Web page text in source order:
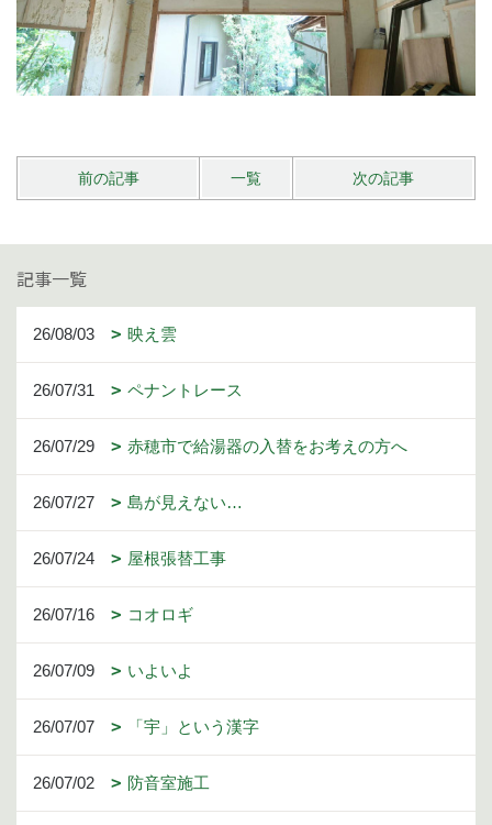
前の記事 一覧 次の記事
記事一覧
26/08/03 映え雲
26/07/31 ペナントレース
26/07/29 赤穂市で給湯器の入替をお考えの方へ
26/07/27 島が見えない…
26/07/24 屋根張替工事
26/07/16 コオロギ
26/07/09 いよいよ
26/07/07 「宇」という漢字
26/07/02 防音室施工